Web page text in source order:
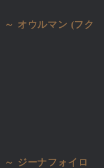
オウルマン (フク
～ ジーナフォイロ